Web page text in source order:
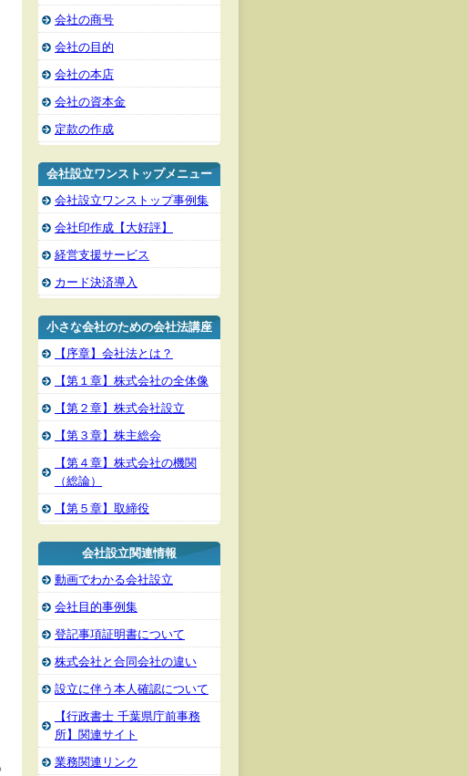
会社の商号
会社の目的
会社の本店
会社の資本金
定款の作成
会社設立ワンストップメニュー
会社設立ワンストップ事例集
会社印作成【大好評】
経営支援サービス
カード決済導入
小さな会社のための会社法講座
【序章】会社法とは？
【第１章】株式会社の全体像
【第２章】株式会社設立
【第３章】株主総会
【第４章】株式会社の機関
（総論）
【第５章】取締役
会社設立関連情報
動画でわかる会社設立
会社目的事例集
登記事項証明書について
株式会社と合同会社の違い
設立に伴う本人確認について
【行政書士 千葉県庁前事務
所】関連サイト
業務関連リンク